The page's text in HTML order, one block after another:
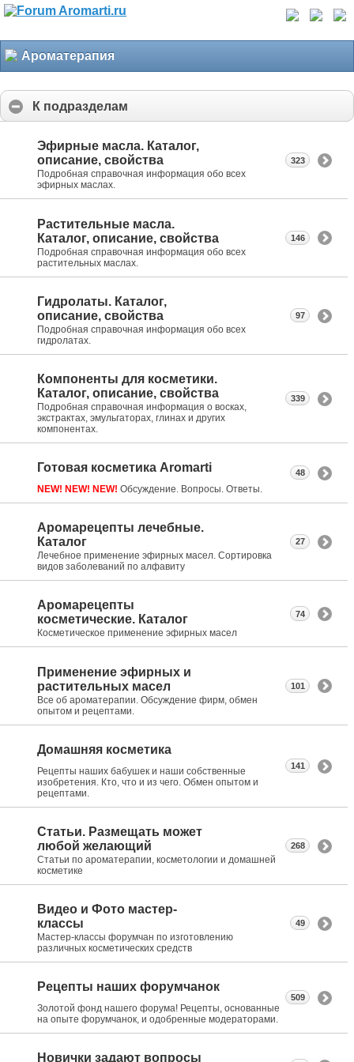
Ароматерапия
К подразделам
Эфирные масла. Каталог,
описание, свойства
Подробная справочная информация обо всех
эфирных маслах.
323
Растительные масла.
Каталог, описание, свойства
Подробная справочная информация обо всех
растительных маслах.
146
Гидролаты. Каталог,
описание, свойства
Подробная справочная информация обо всех
гидролатах.
97
Компоненты для косметики.
Каталог, описание, свойства
Подробная справочная информация о восках,
экстрактах, эмульгаторах, глинах и других
компонентах.
339
Готовая косметика Aromarti
NEW! NEW! NEW! Обсуждение. Вопросы. Ответы.
48
Аромарецепты лечебные.
Каталог
Лечебное применение эфирных масел. Сортировка
видов заболеваний по алфавиту
27
Аромарецепты
косметические. Каталог
Косметическое применение эфирных масел
74
Применение эфирных и
растительных масел
Все об ароматерапии. Обсуждение фирм, обмен
опытом и рецептами.
101
Домашняя косметика
Рецепты наших бабушек и наши собственные
изобретения. Кто, что и из чего. Обмен опытом и
рецептами.
141
Статьи. Размещать может
любой желающий
Статьи по ароматерапии, косметологии и домашней
косметике
268
Видео и Фото мастер-
классы
Мастер-классы форумчан по изготовлению
различных косметических средств
49
Рецепты наших форумчанок
Золотой фонд нашего форума! Рецепты, основанные
на опыте форумчанок, и одобренные модераторами.
509
Новички задают вопросы